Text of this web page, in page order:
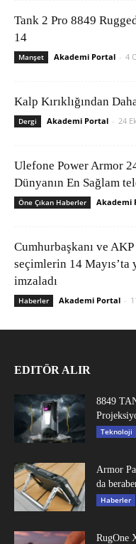
Tank 2 Pro 8849
14
Manşet Akademi Portal - 4
Kalp Kırıklığından
Dergi Akademi Portal - 24
Ulefone Power Armor
Dünyanın En Sağlam
Öne Çıkan Haberler Akademi
Cumhurbaşkanı ve
seçimlerin 14 Mayıs’ta
imzaladı
Haberler Akademi Portal -
EDITÖR ALIR
8849
Teknoloji
Armor
da
Haberler
RugOne